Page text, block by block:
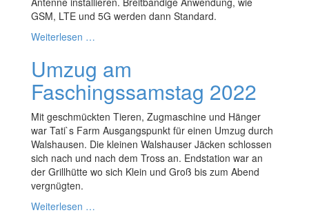
GSM, LTE und 5G werden dann Standard.
Weiterlesen …
Umzug am
Faschingssamstag 2022
Mit geschmückten Tieren, Zugmaschine und Hänger
war Tati`s Farm Ausgangspunkt für einen Umzug durch
Walshausen. Die kleinen Walshauser Jäcken schlossen
sich nach und nach dem Tross an. Endstation war an
der Grillhütte wo sich Klein und Groß bis zum Abend
vergnügten.
Weiterlesen …